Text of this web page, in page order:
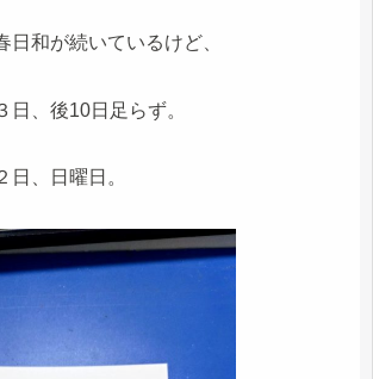
日和が続いているけど、
日、後10日足らず。
日、日曜日。